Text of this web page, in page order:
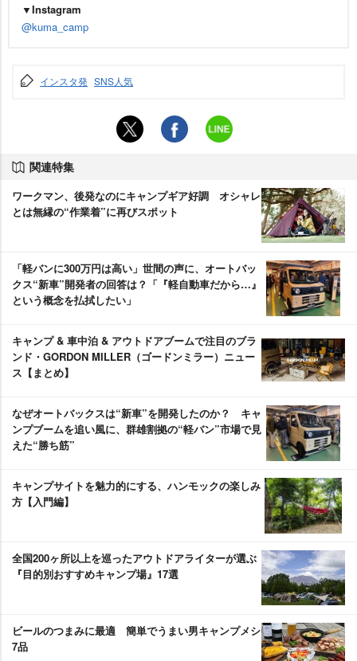
▼Instagram
@kuma_camp
インスタ発 SNS人気
関連特集
ワークマン、後発なのにキャンプギア好調 オシャレ
とは無縁の“作業着”に再びスポット
「軽バンに300万円は高い」世間の声に、オートバッ
クス“新車”開発者の回答は？「『軽自動車だから…』
という概念を払拭したい」
キャンプ & 車中泊 & アウトドアブームで注目のブラ
ンド・GORDON MILLER（ゴードンミラー）ニュー
ス【まとめ】
なぜオートバックスは“新車”を開発したのか？ キャ
ンプブームを追い風に、群雄割拠の“軽バン”市場で見
えた“勝ち筋”
キャンプサイトを魅力的にする、ハンモックの楽しみ
方【入門編】
全国200ヶ所以上を巡ったアウトドアライターが選ぶ
『目的別おすすめキャンプ場』17選
ビールのつまみに最適 簡単でうまい男キャンプメシ
7品